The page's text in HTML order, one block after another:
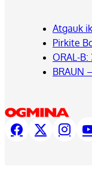
Atgauk
Pirkite
ORAL-
BRAUN